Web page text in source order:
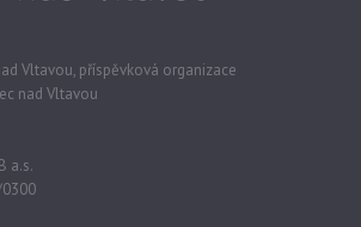
Vltavou, příspěvková organizace
nad Vltavou
a.s.